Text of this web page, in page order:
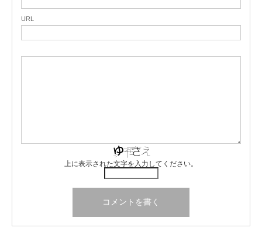
URL
上に表示された文字を入力してください。